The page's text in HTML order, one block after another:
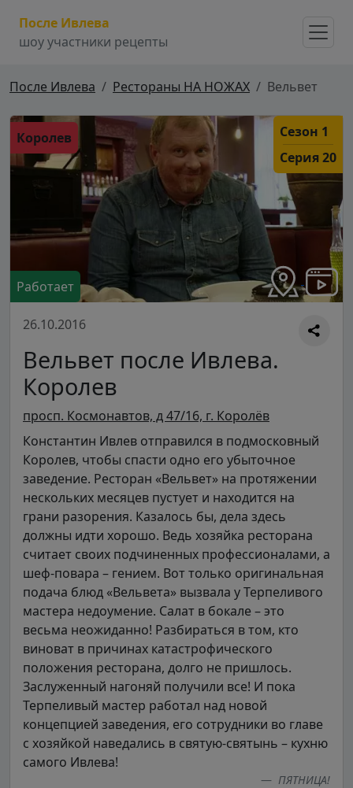
После Ивлева
шоу участники рецепты
После Ивлева Рестораны НА НОЖАХ Вельвет
Королев
Сезон 1
Серия 20
Работает
26.10.2016
Вельвет после Ивлева.
Королев
просп. Космонавтов, д 47/16, г. Королёв
Константин Ивлев отправился в подмосковный
Королев, чтобы спасти одно его убыточное
заведение. Ресторан «Вельвет» на протяжении
нескольких месяцев пустует и находится на
грани разорения. Казалось бы, дела здесь
должны идти хорошо. Ведь хозяйка ресторана
считает своих подчиненных профессионалами, а
шеф-повара – гением. Вот только оригинальная
подача блюд «Вельвета» вызвала у Терпеливого
мастера недоумение. Салат в бокале – это
весьма неожиданно! Разбираться в том, кто
виноват в причинах катастрофического
положения ресторана, долго не пришлось.
Заслуженный нагоняй получили все! И пока
Терпеливый мастер работал над новой
концепцией заведения, его сотрудники во главе
с хозяйкой наведались в святую-святынь – кухню
самого Ивлева!
ПЯТНИЦА!